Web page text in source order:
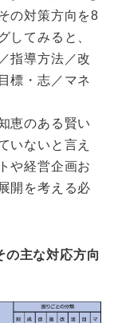
の対策方向を8
してみると、
指導方法／改
標・志／マネ
恵のある賢い
いないと言え
や経営企画お
開を考える必
主な対応方向